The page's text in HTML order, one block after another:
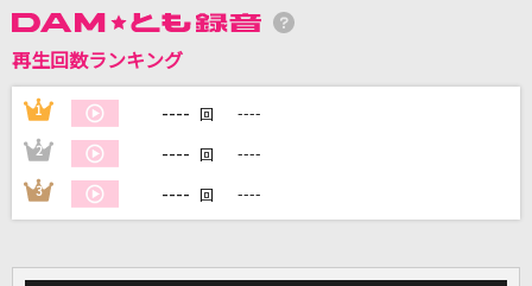
System Of A Down
空
GENERATIONS from EXILE TRIBE
再生回数ランキング
1 ---- 回 ----
2 ---- 回 ----
3 ---- 回 ----